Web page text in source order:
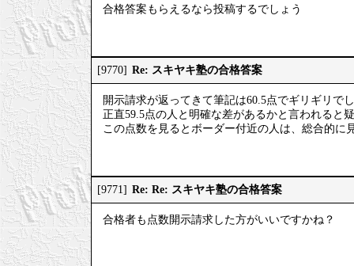
合格答案もらえるなら投稿するでしょう
[9770] Re: スキヤキ塾の合格答案
開示請求が返ってきて筆記は60.5点でギリギリで
正直59.5点の人と明確な差があるかと言われると
この点数を見るとボーダー付近の人は、総合的
[9771] Re: Re: スキヤキ塾の合格答案
合格者も点数開示請求した方がいいですかね？